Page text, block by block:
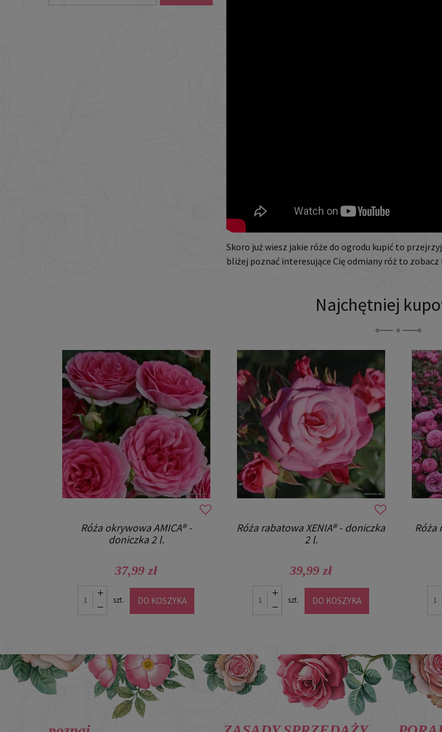
Skoro już wiesz jakie róże do ogrodu kupić to
bliżej poznać interesujące Cię odmiany róż to
Najchętniej
Róża okrywowa AMICA® -
doniczka 2 l.
37,99 zł
szt. DO KOSZYKA
Róża rabatowa XENIA® - doniczka
2 l.
39,99 zł
szt. DO KOSZYKA
Róża